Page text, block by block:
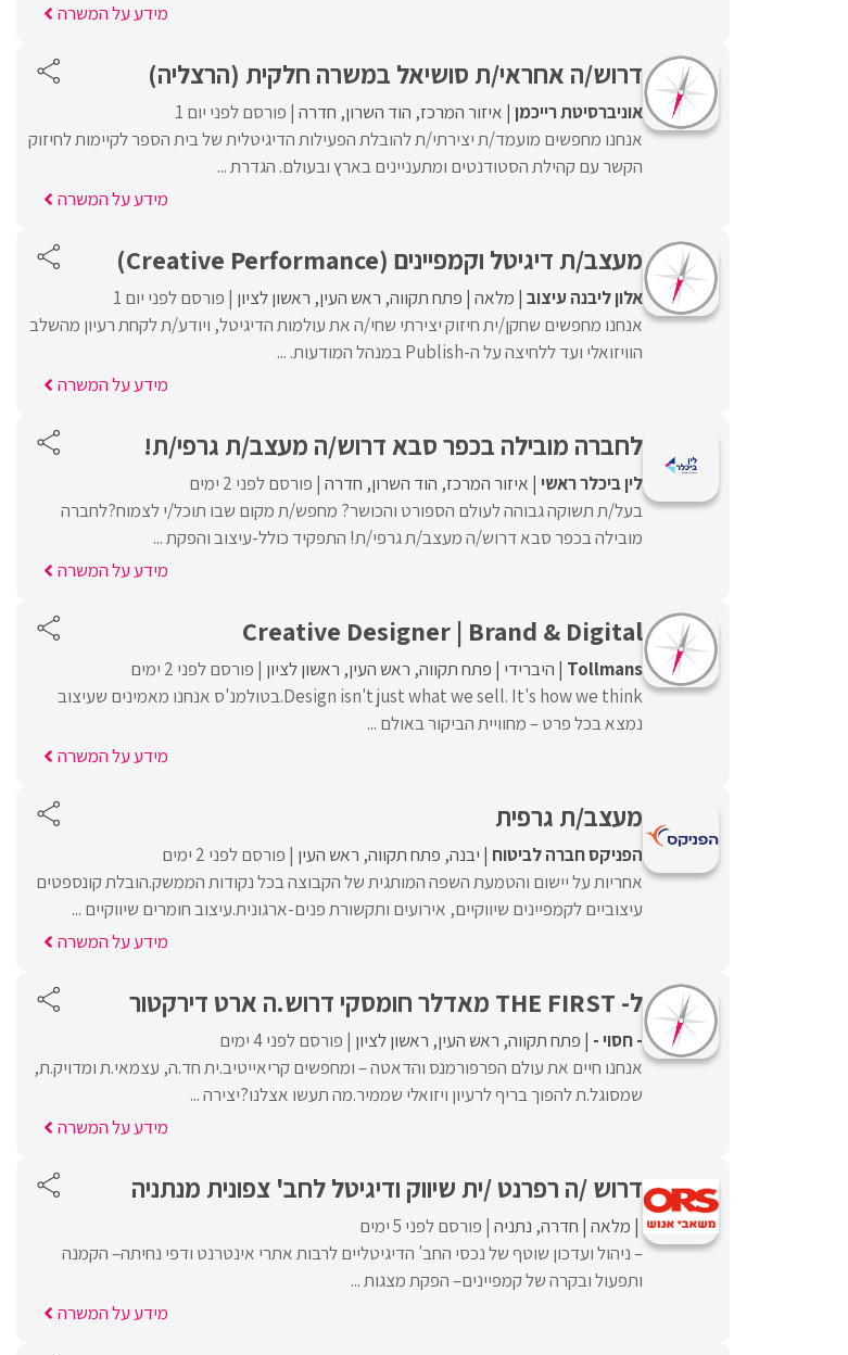
מידע על המשרה
דרוש/ה אחראי/ת סושיאל במשרה חלקית (הרצליה)
אוניברסיטת רייכמן איזור המרכז הוד השרון חדרה פורסם לפני יום 1
אנחנו מחפשים מועמד/ת יצירתי/ת להובלת הפעילות הדיגיטלית של בית הספר לקיימות לחיזוק
הקשר עם קהילת הסטודנטים ומתעניינים בארץ ובעולם. הגדרת ...
מידע על המשרה
מעצב/ת דיגיטל וקמפיינים (Creative Performance)
אלון ליבנה עיצוב מלאה פתח תקווה ראש העין ראשון לציון פורסם לפני יום 1
אנחנו מחפשים שחקן/ית חיזוק יצירתי שחי/ה את עולמות הדיגיטל, ויודע/ת לקחת רעיון מהשלב
הוויזואלי ועד ללחיצה על ה-Publish במנהל המודעות. ...
מידע על המשרה
לחברה מובילה בכפר סבא דרוש/ה מעצב/ת גרפי/ת!
לין ביכלר ראשי איזור המרכז הוד השרון חדרה פורסם לפני 2 ימים
בעל/ת תשוקה גבוהה לעולם הספורט והכושר? מחפש/ת מקום שבו תוכל/י לצמוח?לחברה
מובילה בכפר סבא דרוש/ה מעצב/ת גרפי/ת! התפקיד כולל-עיצוב והפקת ...
מידע על המשרה
Creative Designer | Brand & Digital
Tollmans היברידי פתח תקווה ראש העין ראשון לציון פורסם לפני 2 ימים
Design isn't just what we sell. It's how we think.בטולמנ'ס אנחנו מאמינים שעיצוב
נמצא בכל פרט – מחוויית הביקור באולם ...
מידע על המשרה
מעצב/ת גרפית
הפניקס חברה לביטוח יבנה פתח תקווה ראש העין פורסם לפני 2 ימים
אחריות על יישום והטמעת השפה המותגית של הקבוצה בכל נקודות הממשק.הובלת קונספטים
עיצוביים לקמפיינים שיווקיים, אירועים ותקשורת פנים-ארגונית.עיצוב חומרים שיווקיים ...
מידע על המשרה
ל- THE FIRST מאדלר חומסקי דרוש.ה ארט דירקטור
- חסוי - פתח תקווה ראש העין ראשון לציון פורסם לפני 4 ימים
אנחנו חיים את עולם הפרפורמנס והדאטה – ומחפשים קריאייטיב.ית חד.ה, עצמאי.ת ומדויק.ת,
שמסוגל.ת להפוך בריף לרעיון ויזואלי שממיר.מה תעשו אצלנו?יצירה ...
מידע על המשרה
דרוש /ה רפרנט /ית שיווק ודיגיטל לחב' צפונית מנתניה
מלאה חדרה נתניה פורסם לפני 5 ימים
– ניהול ועדכון שוטף של נכסי החב' הדיגיטליים לרבות אתרי אינטרנט ודפי נחיתה– הקמנה
ותפעול ובקרה של קמפיינים– הפקת מצגות ...
מידע על המשרה